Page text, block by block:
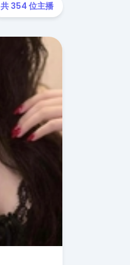
共 354 位主播